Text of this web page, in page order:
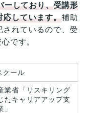
ーしており、受講形
応しています。補助
れているので、受
です。
クール
業省「リスキリング
たキャリアアップ支
」